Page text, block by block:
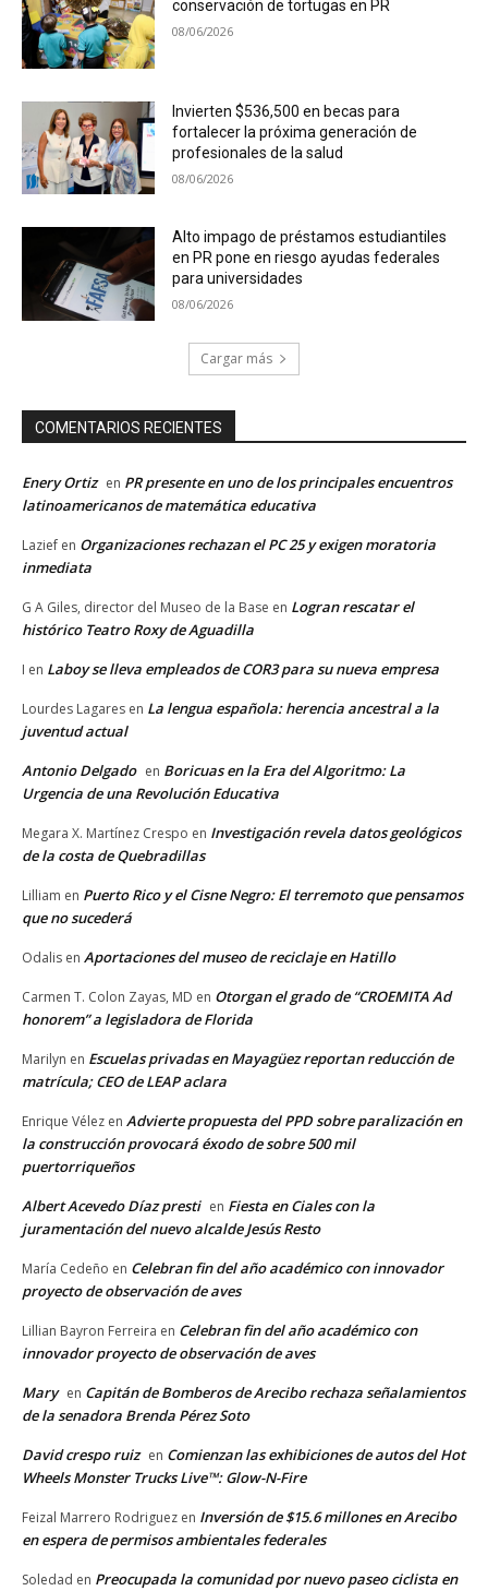
conservación de tortugas en PR
08/06/2026
Invierten $536,500 en becas para
fortalecer la próxima generación de
profesionales de la salud
08/06/2026
Alto impago de préstamos estudiantiles
en PR pone en riesgo ayudas federales
para universidades
08/06/2026
Cargar más
COMENTARIOS RECIENTES
Enery Ortiz en PR presente en uno de los principales encuentros
latinoamericanos de matemática educativa
Lazief en Organizaciones rechazan el PC 25 y exigen moratoria
inmediata
G A Giles, director del Museo de la Base en Logran rescatar el
histórico Teatro Roxy de Aguadilla
I en Laboy se lleva empleados de COR3 para su nueva empresa
Lourdes Lagares en La lengua española: herencia ancestral a la
juventud actual
Antonio Delgado en Boricuas en la Era del Algoritmo: La
Urgencia de una Revolución Educativa
Megara X. Martínez Crespo en Investigación revela datos geológicos
de la costa de Quebradillas
Lilliam en Puerto Rico y el Cisne Negro: El terremoto que pensamos
que no sucederá
Odalis en Aportaciones del museo de reciclaje en Hatillo
Carmen T. Colon Zayas, MD en Otorgan el grado de “CROEMITA Ad
honorem” a legisladora de Florida
Marilyn en Escuelas privadas en Mayagüez reportan reducción de
matrícula; CEO de LEAP aclara
Enrique Vélez en Advierte propuesta del PPD sobre paralización en
la construcción provocará éxodo de sobre 500 mil
puertorriqueños
Albert Acevedo Díaz presti en Fiesta en Ciales con la
juramentación del nuevo alcalde Jesús Resto
María Cedeño en Celebran fin del año académico con innovador
proyecto de observación de aves
Lillian Bayron Ferreira en Celebran fin del año académico con
innovador proyecto de observación de aves
Mary en Capitán de Bomberos de Arecibo rechaza señalamientos
de la senadora Brenda Pérez Soto
David crespo ruiz en Comienzan las exhibiciones de autos del Hot
Wheels Monster Trucks Live™: Glow-N-Fire
Feizal Marrero Rodriguez en Inversión de $15.6 millones en Arecibo
en espera de permisos ambientales federales
Soledad en Preocupada la comunidad por nuevo paseo ciclista en